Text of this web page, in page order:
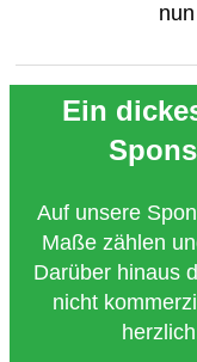
Ein
Auf unsere
Maße zählen
Darüber hinaus
nicht